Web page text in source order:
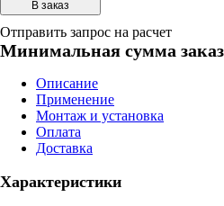
Отправить запрос на расчет
Минимальная сумма
Описание
Применение
Монтаж и установка
Оплата
Доставка
Характеристики